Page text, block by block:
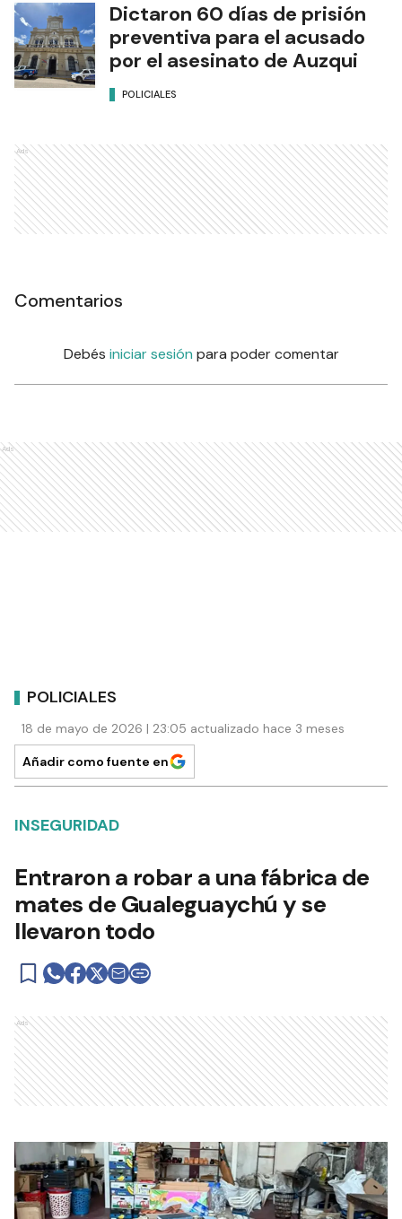
Dictaron 60 días de prisión
preventiva para el acusado
por el asesinato de Auzqui
POLICIALES
Ads
Comentarios
Debés iniciar sesión para poder comentar
Ads
POLICIALES
18 de mayo de 2026 | 23:05 actualizado hace 3 meses
Añadir como fuente en
INSEGURIDAD
Entraron a robar a una fábrica de
mates de Gualeguaychú y se
llevaron todo
Ads